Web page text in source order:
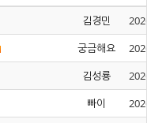
김경민
궁금해요
김성룡
빠이